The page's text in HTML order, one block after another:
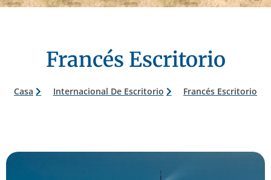
Francés Escritorio
Casa Internacional De Escritorio Francés Escritorio